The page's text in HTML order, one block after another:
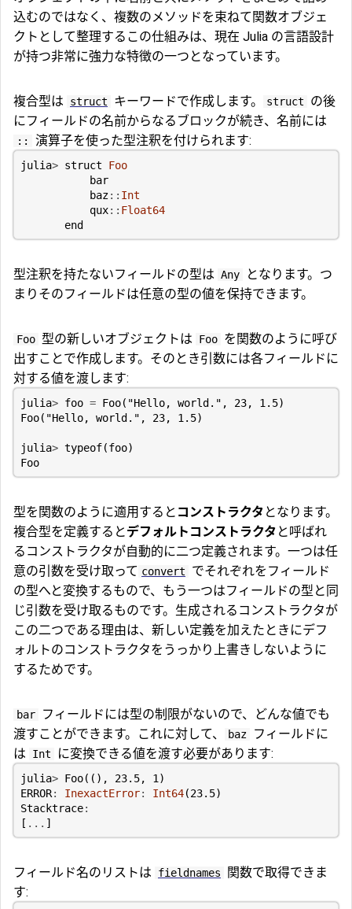
込むのではなく、複数のメソッドを束ねて関数オブジェ
クトとして整理するこの仕組みは、現在 Julia の言語設計
が持つ非常に強力な特徴の一つとなっています。
複合型は struct キーワードで作成します。 struct
の後
にフィールドの名前からなるブロックが続き、名前には
:: 演算子を使った型注釈を付けられます:
julia> struct
Foo
bar
baz:: Int
qux:: Float64
end
型注釈を持たないフィールドの型は Any
となります。つ
まりそのフィールドは任意の型の値を保持できます。
Foo 型の新しいオブジェクトは Foo を関数のように呼び
出すことで作成します。そのとき引数には各フィールドに
対する値を渡します:
julia> foo = Foo( "Hello, world." , 23, 1.5)
Foo( "Hello, world." , 23, 1.5)
julia> typeof(foo)
Foo
型を関数のように適用すると コンストラクタ となります。
複合型を定義すると デフォルトコンストラクタ と呼ばれ
るコンストラクタが自動的に二つ定義されます。一つは任
意の引数を受け取って convert
でそれぞれをフィールド
の型へと変換するもので、もう一つはフィールドの型と同
じ引数を受け取るものです。生成されるコンストラクタが
この二つである理由は、新しい定義を加えたときにデフ
ォルトのコンストラクタをうっかり上書きしないように
するためです。
bar
フィールドには型の制限がないので、どんな値でも
渡すことができます。これに対して、
baz
フィールドに
は
Int に変換できる値を渡す必要があります:
julia> Foo((), 23.5, 1 )
ERROR: InexactError: Int64(23.5)
Stacktrace:
[ ... ]
フィールド名のリストは fieldnames
関数で取得できま
す: